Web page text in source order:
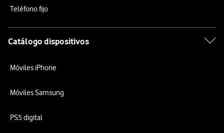
Teléfono fijo
Catálogo dispositivos
Móviles iPhone
Móviles Samsung
PS5 digital